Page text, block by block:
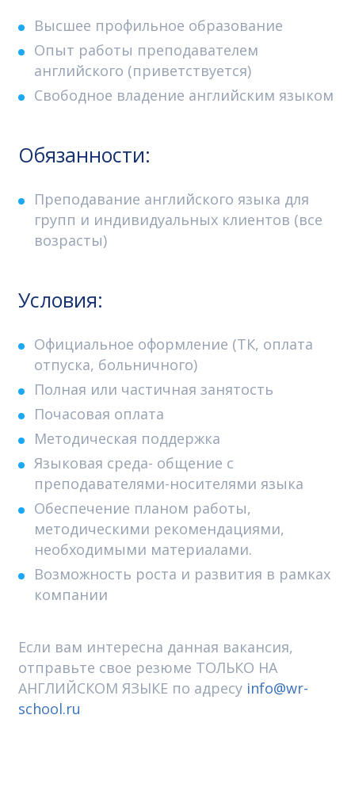
Высшее профильное образование
Опыт работы преподавателем
английского (приветствуется)
Свободное владение английским языком
Обязанности:
Преподавание английского языка для
групп и индивидуальных клиентов (все
возрасты)
Условия:
Официальное оформление (ТК, оплата
отпуска, больничного)
Полная или частичная занятость
Почасовая оплата
Методическая поддержка
Языковая среда- общение с
преподавателями-носителями языка
Обеспечение планом работы,
методическими рекомендациями,
необходимыми материалами.
Возможность роста и развития в рамках
компании
Если вам интересна данная вакансия,
отправьте свое резюме ТОЛЬКО НА
АНГЛИЙСКОМ ЯЗЫКЕ по адресу info@wr-
school.ru